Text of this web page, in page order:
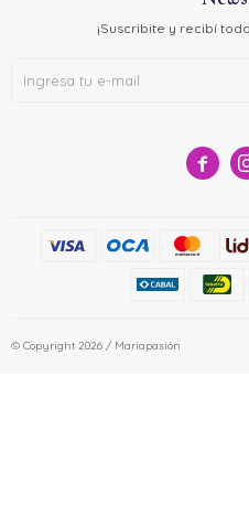

¡Suscribite y recibí
© Copyright 2026 / Mariapasión